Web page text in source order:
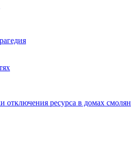
ресурса в домах смолян